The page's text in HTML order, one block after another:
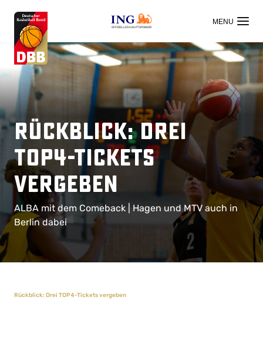
OFFIZIELLER HAUPTSPONSOR
Rückblick: Drei
TOP4-Tickets
vergeben
ALBA mit dem Comeback | Hagen und MTV auch in
Berlin dabei
Rückblick: Drei TOP4-Tickets vergeben